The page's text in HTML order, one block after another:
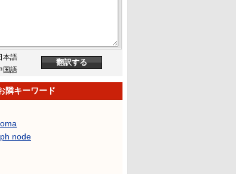
本語
国語
隣キーワード
node